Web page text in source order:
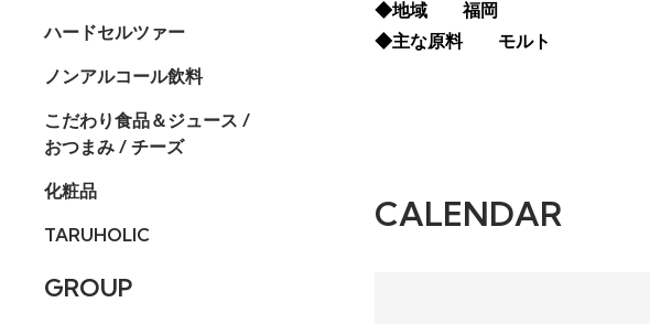
ハードセルツァー
ノンアルコール飲料
こだわり食品＆ジュース /
おつまみ / チーズ
化粧品
TARUHOLIC
GROUP
◆地域 福岡
◆主な原料 モルト
CALENDAR